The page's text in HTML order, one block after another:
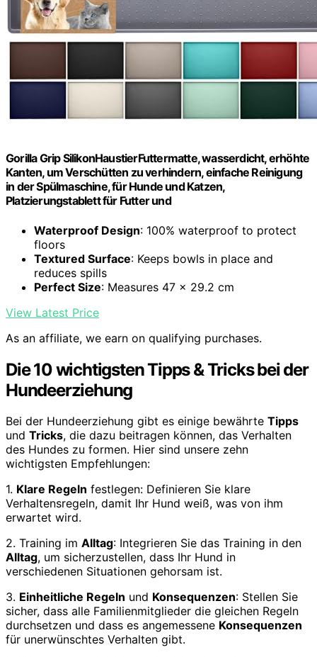
Gorilla Grip SilikonHaustierFuttermatte, wasserdicht, erhöhte
Kanten, um Verschütten zu verhindern, einfache Reinigung
in der Spülmaschine, für Hunde und Katzen,
Platzierungstablett für Futter und
Waterproof Design: 100% waterproof to protect
floors
Textured Surface: Keeps bowls in place and
reduces spills
Perfect Size: Measures 47 x 29.2 cm
View Latest Price
As an affiliate, we earn on qualifying purchases.
Die 10 wichtigsten Tipps & Tricks bei der
Hundeerziehung
Bei der Hundeerziehung gibt es einige bewährte Tipps
und Tricks, die dazu beitragen können, das Verhalten
des Hundes zu formen. Hier sind unsere zehn
wichtigsten Empfehlungen:
1. Klare Regeln festlegen: Definieren Sie klare
Verhaltensregeln, damit Ihr Hund weiß, was von ihm
erwartet wird.
2. Training im Alltag: Integrieren Sie das Training in den
Alltag, um sicherzustellen, dass Ihr Hund in
verschiedenen Situationen gehorsam ist.
3. Einheitliche Regeln und Konsequenzen: Stellen Sie
sicher, dass alle Familienmitglieder die gleichen Regeln
durchsetzen und dass es angemessene Konsequenzen
für unerwünschtes Verhalten gibt.